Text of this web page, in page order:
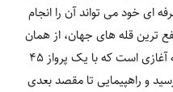
ای خود می تواند آن را انجام
ترین قله های جهان، از همان
نقطه آغاز، شروع می شود.لوکلا نقطه آغازی است که با یک پرواز 45
و راهپیمایی تا مقصد بعدی